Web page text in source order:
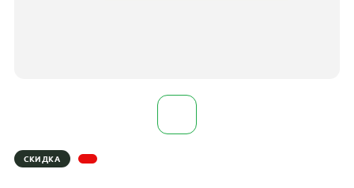
СКИДКА